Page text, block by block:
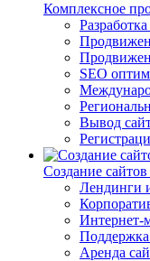
Комплексное
SEO
Вывод
Создание сайтов
Лендинги
Интернет-
Поддержка
Аренда